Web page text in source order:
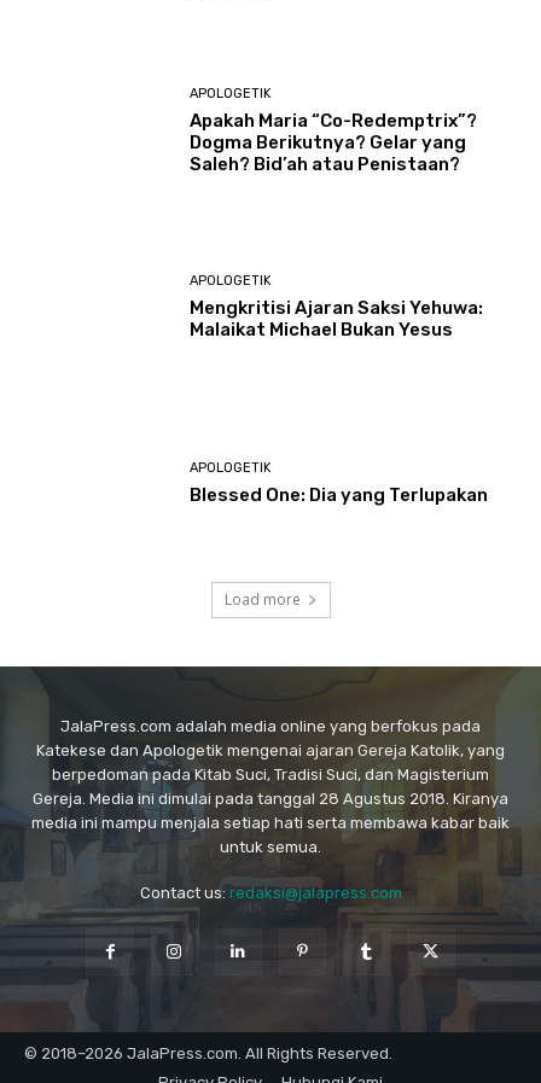
APOLOGETIK
Apakah Maria “Co-Redemptrix”?
Dogma Berikutnya? Gelar yang
Saleh? Bid’ah atau Penistaan?
APOLOGETIK
Mengkritisi Ajaran Saksi Yehuwa:
Malaikat Michael Bukan Yesus
APOLOGETIK
Blessed One: Dia yang Terlupakan
Load more
JalaPress.com adalah media online yang berfokus pada
Katekese dan Apologetik mengenai ajaran Gereja Katolik, yang
berpedoman pada Kitab Suci, Tradisi Suci, dan Magisterium
Gereja. Media ini dimulai pada tanggal 28 Agustus 2018. Kiranya
media ini mampu menjala setiap hati serta membawa kabar baik
untuk semua.
Contact us: redaksi@jalapress.com
© 2018–2026 JalaPress.com. All Rights Reserved.